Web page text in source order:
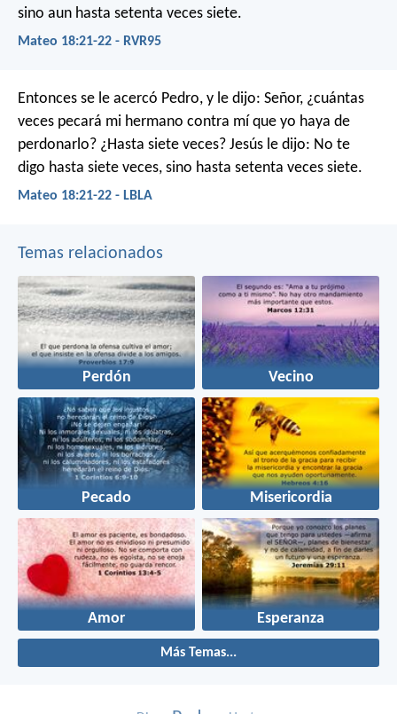
sino aun hasta setenta veces siete.
Mateo 18:21-22 - RVR95
Entonces se le acercó Pedro, y le dijo: Señor, ¿cuántas
veces pecará mi hermano contra mí que yo haya de
perdonarlo? ¿Hasta siete veces? Jesús le dijo: No te
digo hasta siete veces, sino hasta setenta veces siete.
Mateo 18:21-22 - LBLA
Temas relacionados
Perdón Vecino
Pecado Misericordia
Amor Esperanza
Más Temas...